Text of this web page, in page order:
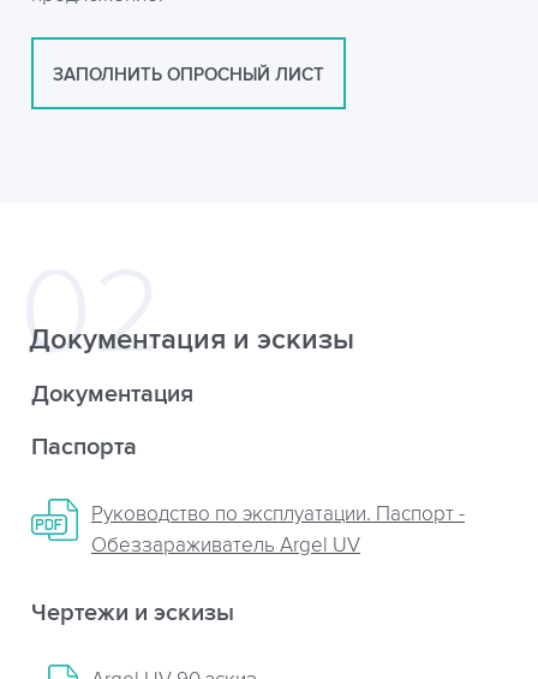
ЗАПОЛНИТЬ ОПРОСНЫЙ ЛИСТ
Документация и эскизы
Документация
Паспорта
Руководство по эксплуатации. Паспорт -
Обеззараживатель Argel UV
Чертежи и эскизы